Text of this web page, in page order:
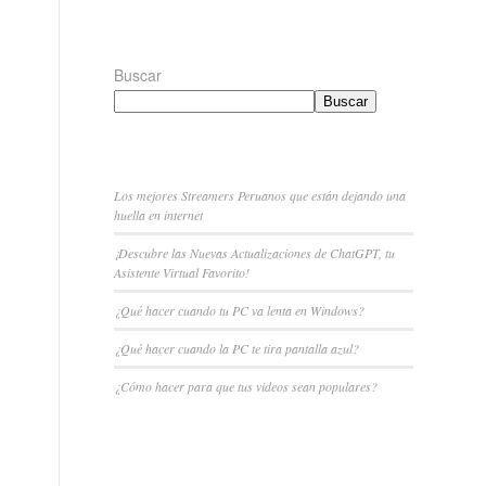
Buscar
Buscar
Los mejores Streamers Peruanos que están dejando una
huella en internet
¡Descubre las Nuevas Actualizaciones de ChatGPT, tu
Asistente Virtual Favorito!
¿Qué hacer cuando tu PC va lenta en Windows?
¿Qué hacer cuando la PC te tira pantalla azul?
¿Cómo hacer para que tus videos sean populares?